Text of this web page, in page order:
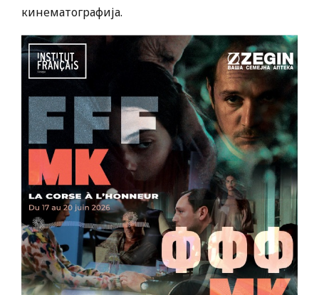
кинематографија.